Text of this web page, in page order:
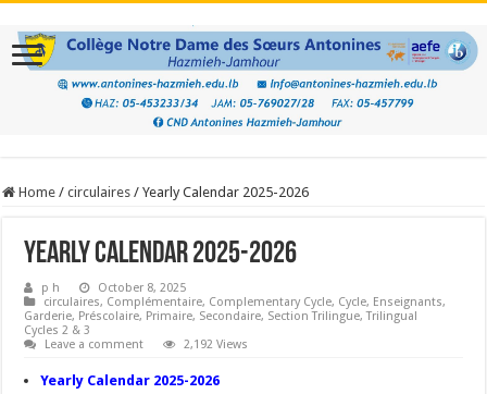
Home / circulaires / Yearly Calendar 2025-2026
Yearly Calendar 2025-2026
p h
October 8, 2025
circulaires, Complémentaire, Complementary Cycle, Cycle, Enseignants,
Garderie, Préscolaire, Primaire, Secondaire, Section Trilingue,Trilingual
Cycles 2 & 3
Leave a comment
2,192 Views
Yearly Calendar 2025-2026